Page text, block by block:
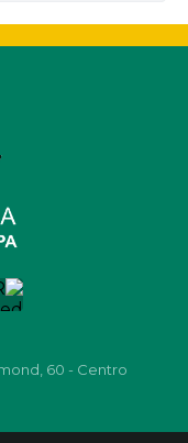
60 - Centro